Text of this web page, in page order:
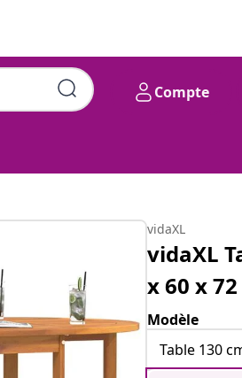
Compte
vidaXL
vidaXL
x 60 x
Modèle
Table 130